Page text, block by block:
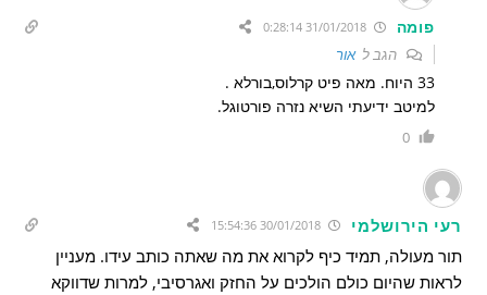
פומה 31/01/2018 0:28:14
הגב לאור
33 היוח. מאה פיט קרלוס,בורלא .
למיטב ידיעתי השיא נזרה פורטוגל.
0
רעי הירושלמי
תור מעולה, תמיד כיף לקרוא את מה שאתה כותב עידו. מעניין
לראות שהיום כולם הולכים על החזק ואגרסיבי, למרות שדווקא